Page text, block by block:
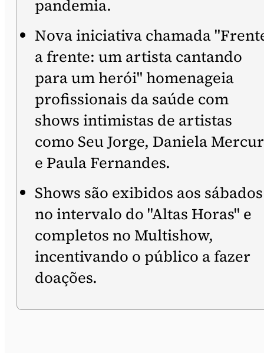
pandemia.
Nova iniciativa chamada
a frente: um artista cantando
para um herói" homenageia
profissionais da saúde com
shows intimistas de artistas
como Seu Jorge, Daniela
e Paula Fernandes.
Shows são exibidos aos sábados
no intervalo do "Altas Horas" e
completos no Multishow,
incentivando o público a fazer
doações.